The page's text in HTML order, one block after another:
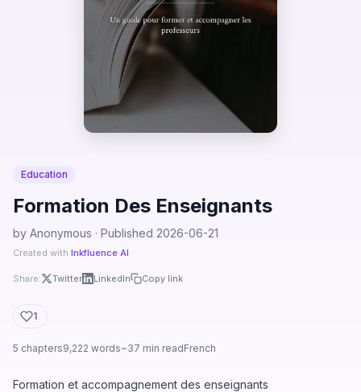
Education
Formation Des Enseignants
by Anonymous · Published 2026-06-21
Created with Inkfluence AI
Share: Twitter LinkedIn Copy link
1
5 chapters9,222 words~37 min readFrench
Formation et accompagnement des enseignants